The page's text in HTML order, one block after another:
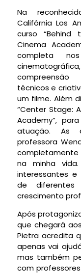
Na
Califórnia Los
curso “Behind
Cinema
completa
técnicos e
um filme. Além
“Center Stage:
Academy”,
atuação. As
professora
na minha
interessantes e
de
crescimento
Após
que chegará
Pietra acredita
apenas vai
mas também
com